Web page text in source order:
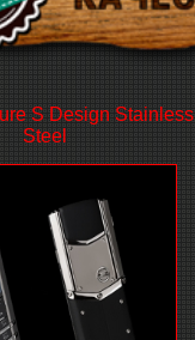
S Design Stainless
Steel